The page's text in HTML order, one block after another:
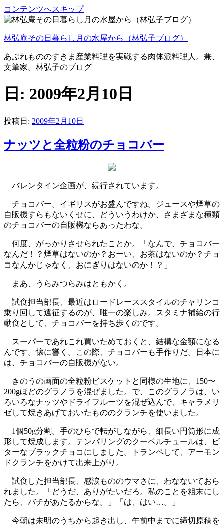
コンテンツへスキップ
林弘庵その日暮らし月の水屋から（林弘子ブログ）
あぶれもののすきま産業料理を実戦する肉体派料理人。兼、
文筆家。林弘子のブログ
日: 2009年2月10日
投稿日: 2009年2月10日
ナッツと全粒粉のチョコバー
バレンタイン企画が、続行されています。
チョコバー。イギリスがお盛んですね。ジュースや煙草の
自販機すらもないくせに、どういうわけか、さまざまな種類
のチョコバーの自販機ならあったわな。
何度、がっかりさせられたことか。「なんで、チョコバー
なんだ！？煙草はないのか？おーい、お茶はないのか？チョ
コなんかじゃなく、おにぎりはないのか！？」
まあ、うらみつらみはともかく。
試食担当部長、最近はロードレーススタイルのチャリンコ
乗り回して遠征するのが、唯一の楽しみ。スタミナ補給の行
動食として、チョコバーを持ち歩くのです。
スーパーであれこれ買いためておくと、結構な金額になる
んです。懐に響く。この際、チョコバーも手作りだ。日本に
は、チョコバーの自販機がない。
きのうの画面の全粒粉ビスケットと同様の生地に、150〜
200gほどのグラノラを混ぜました。で、このグラノラは、い
ろいろなナッツやドライフルーツを混ぜ込んで、キャラメリ
ゼして焼きあげておいたもののクランチを使いました。
1個50g分割。手のひらで転がしながら、細長い円筒形に成
形して焼成します。テンパリングのクーベルチュールは、ビ
ターなブラックチョコにしました。トランペして、アーモン
ドクランチをかけて出来上がり。
試食した担当部長、感涙もののウマさに、わなないておら
れました。「どうだ、ありがたいだろ。私のことを粗末にし
たら、バチがあたるからな。」「は、はい…。」
今朝は未明のうちから起き出し、午前中までに締切原稿を